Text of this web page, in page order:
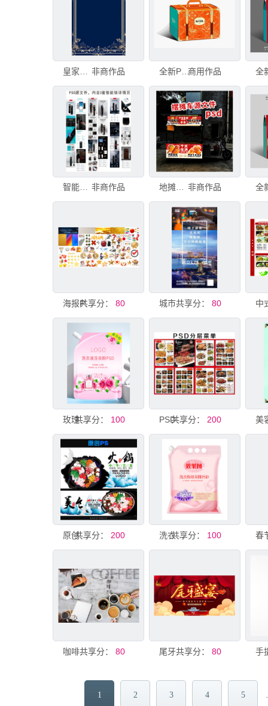
非商作品 全新PSD分层年货礼盒雅尚果礼商用作品
智能门锁PSD源文件含3套模板 非商作品 地摊车广告源文件PSD 非商作品
海报PSD素材
共享分： 80 城市夜景高清PSD分层素材
共享分： 80
玫瑰主题洗衣液模版PSD
共享分： 100 PSD分层美食菜单模板
共享分： 200
原创火锅美食PSD素材
共享分： 200 洗衣粉效果图袋PSD展示
共享分： 100
咖啡背景墙PSD模板
共享分： 80 尾牙盛宴PSD海报素材年会海报
共享分： 80
1 2 3 4 5